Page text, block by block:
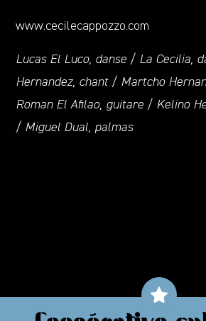
www.cecilecappozzo.com
Lucas El Luco, danse / La Cecilia,
Hernandez, chant / Martcho
Roman El Afilao, guitare / Kelino
/ Miguel Dual, palmas